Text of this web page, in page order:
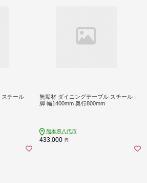
スチール
無垢材 ダイニングテーブル スチール
脚 幅1400mm 奥行800mm
熊本県八代市
433,000 円